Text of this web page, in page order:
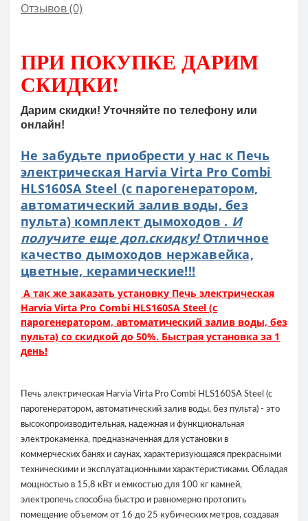
Отзывов (0)
ПРИ ПОКУПКЕ ДАРИМ
СКИДКИ!
Дарим скидки! Уточняйте по телефону или
онлайн!
Не забудьте приобрести у нас к Печь
электрическая Harvia Virta Pro Combi
HLS160SA Steel (с парогенератором,
автоматический залив воды, без
пульта) комплект дымоходов . И
получите еще доп.скидку!Отличное
качество дымоходов нержавейка,
цветные, керамические!!!
А так же заказать установку Печь электрическая
Harvia Virta Pro Combi HLS160SA Steel (с
парогенератором, автоматический залив воды, без
пульта) со скидкой до 50%. Быстрая установка за 1
день!
Печь электрическая Harvia Virta Pro Combi HLS160SA Steel (с
парогенератором, автоматический залив воды, без пульта) - это
высокопроизводительная, надежная и функциональная
электрокаменка, предназначенная для установки в
коммерческих банях и саунах, характеризующаяся прекрасными
техническими и эксплуатационными характеристиками. Обладая
мощностью в 15,8 кВт и емкостью для 100 кг камней,
электропечь способна быстро и равномерно протопить
помещение объемом от 16 до 25 кубических метров, создавая